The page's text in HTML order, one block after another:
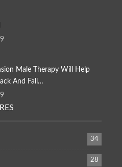
Male Therapy Will Help
And Fall …
34
28